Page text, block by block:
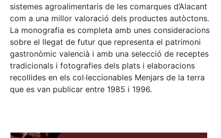
sistemes agroalimentaris de les comarques d’Alacant
com a una millor valoració dels productes autòctons.
La monografia es completa amb unes consideracions
sobre el llegat de futur que representa el patrimoni
gastronòmic valencià i amb una selecció de receptes
tradicionals i fotografies dels plats i elaboracions
recollides en els col·leccionables Menjars de la terra
que es van publicar entre 1985 i 1996.